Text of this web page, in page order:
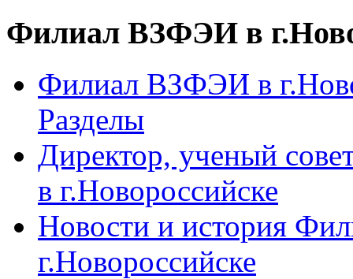
Филиал ВЗФЭИ в
Филиал ВЗФЭИ в
Разделы
Директор, ученый
в г.Новороссийске
Новости и история
г.Новороссийске